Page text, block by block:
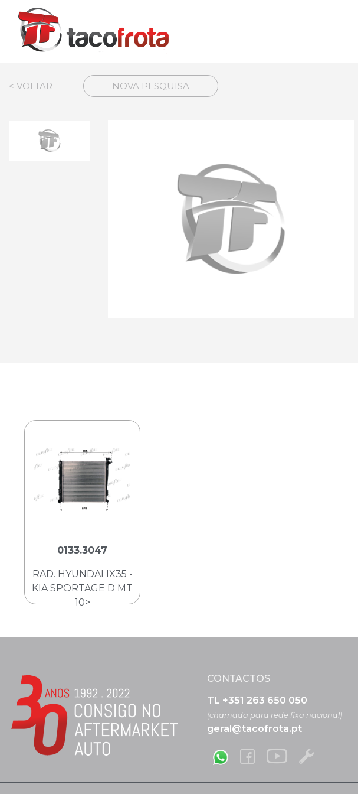
< VOLTAR NOVA PESQUISA
0133.3047
RAD. HYUNDAI IX35 -
KIA SPORTAGE D MT
10>
CONTACTOS
TL +351 263 650 050
(chamada para rede fixa nacional)
geral@tacofrota.pt